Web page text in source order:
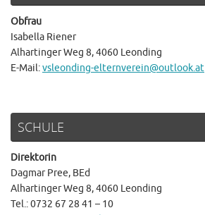
Obfrau
Isabella Riener
Alhartinger Weg 8, 4060 Leonding
E-Mail:vsleonding-elternverein@outlook.at
SCHULE
Direktorin
Dagmar Pree, BEd
Alhartinger Weg 8, 4060 Leonding
Tel.: 0732 67 28 41 – 10